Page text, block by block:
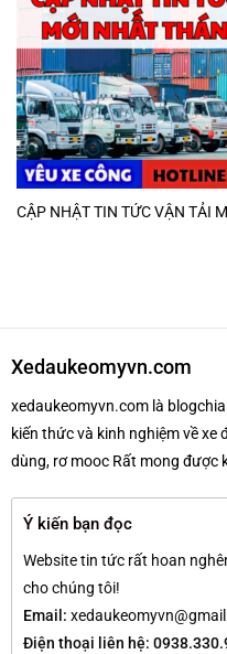
CẬP NHẬT TIN TỨC VẬN TẢI
Xedaukeomyvn.com
xedaukeomyvn.com là
kiến thức và kinh nghiệm về xe
dùng, rơ mooc Rất mong được
Ý kiến bạn đọc
Website tin tức rất hoan
cho chúng tôi!
Email:
Điện thoại liên hệ: